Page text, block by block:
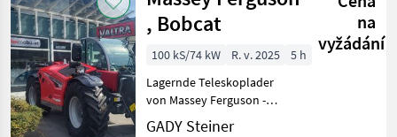
, Bobcat
na
vyžádání
100 kS/74 kW R. v. 2025
5 h
Lagernde Teleskoplader
von Massey Ferguson -
Bobcat , 100 - 135 PS
GADY Steiner